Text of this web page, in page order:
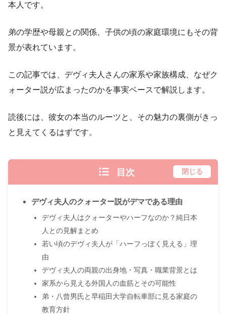
本人です。
弟の学歴や母親との関係、子供の頃の家庭環境にもその背
景が表れています。
この記事では、デヴィ夫人さんの家系や家族構成、なぜク
ォーター説が広まったのかを事実ベースで解説します。
読後には、彼女の本当のルーツと、その魅力の裏側がきっ
と見えてくるはずです。
目次 閉じる
デヴィ夫人のクォーター説がデマである理由
デヴィ夫人はクォーターやハーフなのか？純日本
人との見解まとめ
若い頃のデヴィ夫人が「ハーフっぽく見える」理
由
デヴィ夫人の両親の出身地・写真・職業背景とは
家系から見える外国人の血筋とその可能性
弟・八曾男氏と早稲田大学自転車部に見る家庭の
教育方針